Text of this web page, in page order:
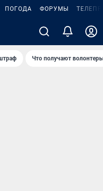
ПОГОДА ФОРУМЫ
Что получают